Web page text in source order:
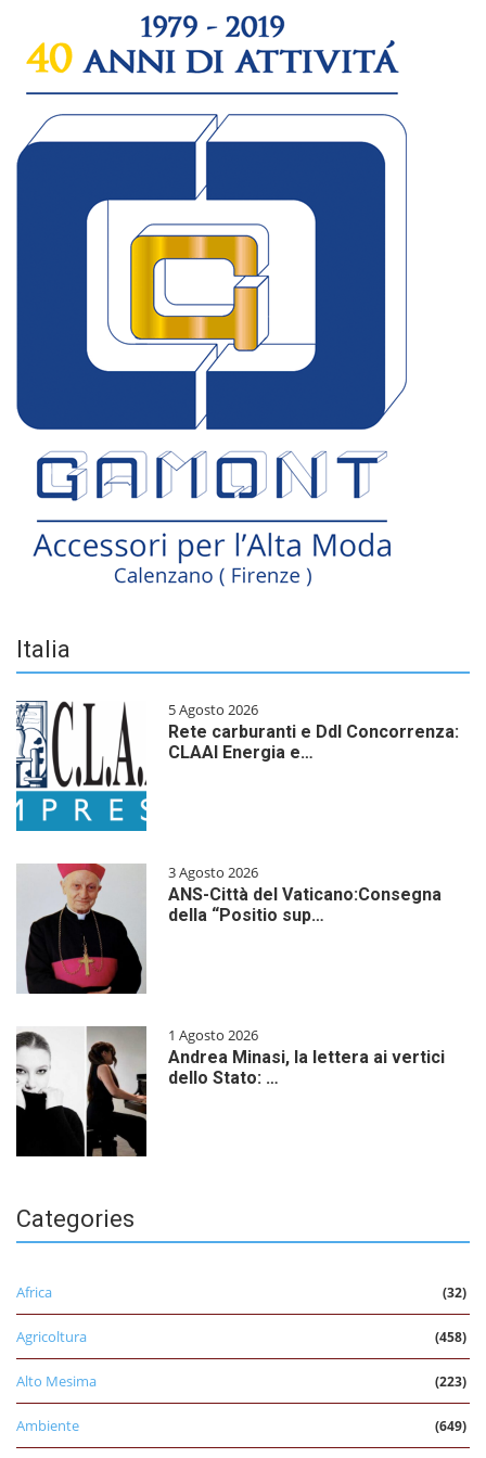
Italia
5 Agosto 2026
Rete carburanti e Ddl Concorrenza:
CLAAI Energia e…
3 Agosto 2026
ANS-Città del Vaticano:Consegna
della “Positio sup…
1 Agosto 2026
Andrea Minasi, la lettera ai vertici
dello Stato: …
Categories
Africa (32)
Agricoltura (458)
Alto Mesima (223)
Ambiente (649)